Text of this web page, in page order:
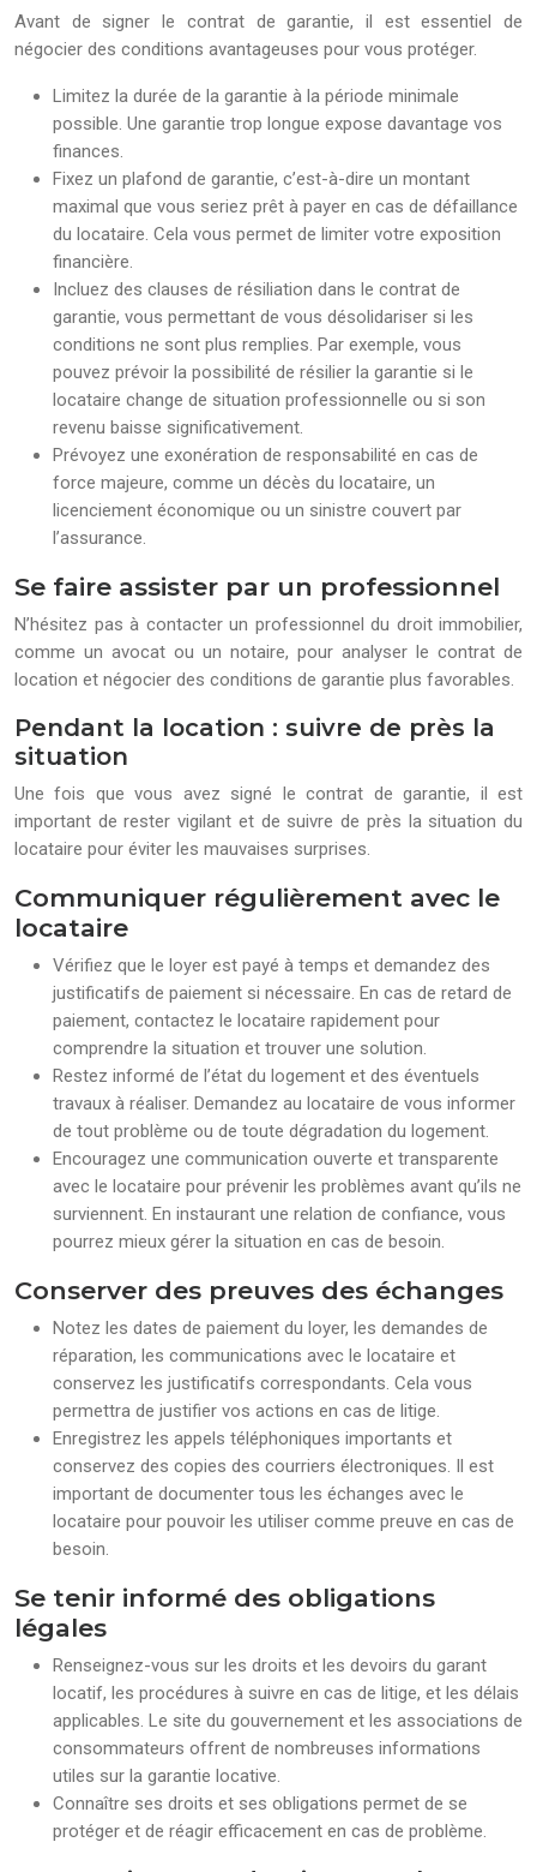
Avant de signer le contrat de garantie, il est essentiel de
négocier des conditions avantageuses pour vous protéger.
Limitez la durée de la garantie à la période minimale
possible. Une garantie trop longue expose davantage vos
finances.
Fixez un plafond de garantie, c’est-à-dire un montant
maximal que vous seriez prêt à payer en cas de défaillance
du locataire. Cela vous permet de limiter votre exposition
financière.
Incluez des clauses de résiliation dans le contrat de
garantie, vous permettant de vous désolidariser si les
conditions ne sont plus remplies. Par exemple, vous
pouvez prévoir la possibilité de résilier la garantie si le
locataire change de situation professionnelle ou si son
revenu baisse significativement.
Prévoyez une exonération de responsabilité en cas de
force majeure, comme un décès du locataire, un
licenciement économique ou un sinistre couvert par
l’assurance.
Se faire assister par un professionnel
N’hésitez pas à contacter un professionnel du droit immobilier,
comme un avocat ou un notaire, pour analyser le contrat de
location et négocier des conditions de garantie plus favorables.
Pendant la location : suivre de près la
situation
Une fois que vous avez signé le contrat de garantie, il est
important de rester vigilant et de suivre de près la situation du
locataire pour éviter les mauvaises surprises.
Communiquer régulièrement avec le
locataire
Vérifiez que le loyer est payé à temps et demandez des
justificatifs de paiement si nécessaire. En cas de retard de
paiement, contactez le locataire rapidement pour
comprendre la situation et trouver une solution.
Restez informé de l’état du logement et des éventuels
travaux à réaliser. Demandez au locataire de vous informer
de tout problème ou de toute dégradation du logement.
Encouragez une communication ouverte et transparente
avec le locataire pour prévenir les problèmes avant qu’ils ne
surviennent. En instaurant une relation de confiance, vous
pourrez mieux gérer la situation en cas de besoin.
Conserver des preuves des échanges
Notez les dates de paiement du loyer, les demandes de
réparation, les communications avec le locataire et
conservez les justificatifs correspondants. Cela vous
permettra de justifier vos actions en cas de litige.
Enregistrez les appels téléphoniques importants et
conservez des copies des courriers électroniques. Il est
important de documenter tous les échanges avec le
locataire pour pouvoir les utiliser comme preuve en cas de
besoin.
Se tenir informé des obligations
légales
Renseignez-vous sur les droits et les devoirs du garant
locatif, les procédures à suivre en cas de litige, et les délais
applicables. Le site du gouvernement et les associations de
consommateurs offrent de nombreuses informations
utiles sur la garantie locative.
Connaître ses droits et ses obligations permet de se
protéger et de réagir efficacement en cas de problème.